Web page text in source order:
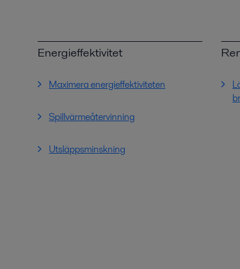
Energieffektivitet
Maximera energieffektiviteten
Spillvärmeåtervinning
Utsläppsminskning